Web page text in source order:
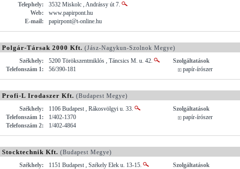
Telephely:
3532 Miskolc , Andrássy út 7.
Web:
www.papirpont.hu
E-mail:
papirpont@t-online.hu
Polgár-Társak 2000 Kft. (Jász-Nagykun-Szolnok Megye)
Székhely:
5200 Törökszentmiklós , Táncsics M. u. 42.
Telefonszám 1:
56/390-181
Szolgáltatások
papír-írószer
Profi-L Irodaszer Kft. (Budapest Megye)
Székhely:
1106 Budapest , Rákosvölgyi u. 33.
Telefonszám 1:
1/402-1370
Telefonszám 2:
1/402-4864
Szolgáltatások
papír-írószer
Stocktechnik Kft. (Budapest Megye)
Székhely:
1151 Budapest , Székely Elek u. 13-15.
Szolgáltatások